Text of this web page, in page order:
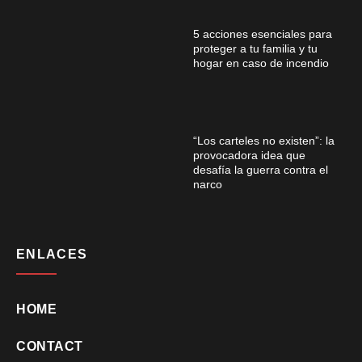
5 acciones esenciales para
proteger a tu familia y tu
hogar en caso de incendio
“Los carteles no existen”: la
provocadora idea que
desafía la guerra contra el
narco
ENLACES
HOME
CONTACT